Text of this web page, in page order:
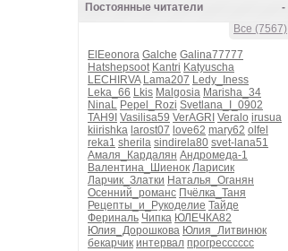
-
Постоянные читатели
Все (7567)
ElEeonora Galche Galina77777
Hatshepsoot Kantri Katyuscha
LECHIRVA Lama207 Ledy_Iness
Leka_66 Lkis Malgosia Marisha_34
NinaL Pepel_Rozi Svetlana_I_0902
TAH9I Vasilisa59 VerAGRI Veralo irusua
kiirishka larost07 love62 mary62 olfel
reka1 sherila sindirela80 svet-lana51
Амаля_Кардалян Андромеда-1
Валентина_Шиенок Ларисик
Ларчик_Златки Наталья_Оганян
Осенний_романс Пчёлка_Таня
Рецепты_и_Рукоделие Тайде
Фериналь Чипка ЮЛЕЧКА82
Юлия_Дорошкова Юлия_Литвинюк
бекарчик интервал прогресссссс